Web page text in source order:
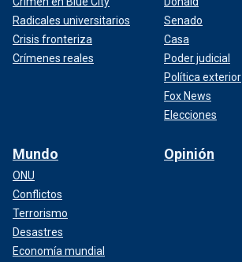
Radicales universitarios
Crisis fronteriza
Crímenes reales
Senado
Casa
Poder judicial
Política exterior
Fox News
Elecciones
Mundo
ONU
Conflictos
Terrorismo
Desastres
Economía mundial
Opinión